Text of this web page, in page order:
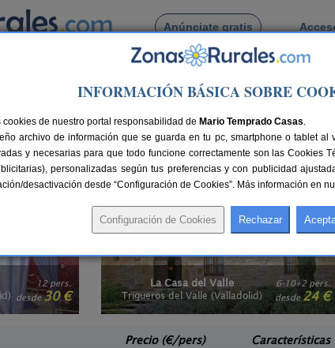
Anúnciate gratis
Busca por pueblo
Castilla y León> Valladolid
el campo en Valladolid
ruido y relájate con los beneficios que disfrutar de unacasa
día a día y opta por alojamientos rurales aislados en el campo o
puro tiene muchos más beneficios de los que imaginas.
6-10+2 pers.
desde24 €
La Casa del Valle
Trigueros del Valle (Valladolid)
Casa Rural
Villalón de
Precio (€/pers) Características
INFORMACIÓN BÁSICA SOBRE
de nuestro portal responsabilidad de Mario Temprado Casas.
archivo de información que se guarda en tu pc, smartphone o tablet
y necesarias para que todo funcione correctamente son las Cookies
personalizadas según tus preferencias y con publicidad
desactivación desde “Configuración de Cookies”. Más información en